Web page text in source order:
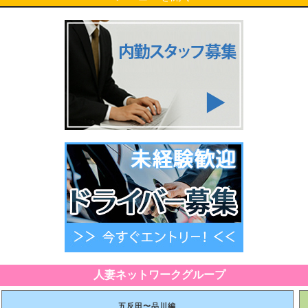
人妻ネットワークグループ
五反田〜品川編